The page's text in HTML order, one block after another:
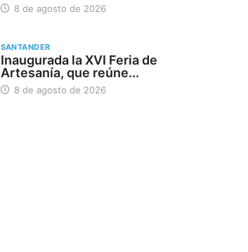
8 de agosto de 2026
SANTANDER
Inaugurada la XVI Feria de
Artesanía, que reúne...
8 de agosto de 2026